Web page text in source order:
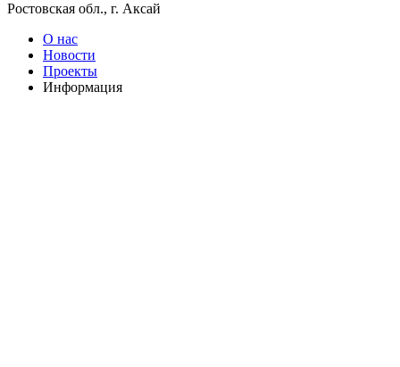
Ростовская обл., г. Аксай
О нас
Новости
Проекты
Информация